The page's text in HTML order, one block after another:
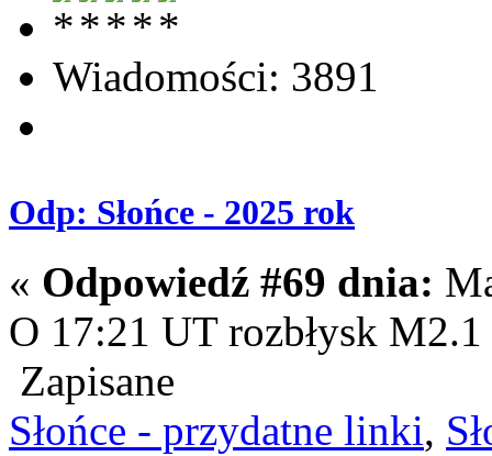
Wiadomości: 3891
Odp: Słońce - 2025 rok
« Odpowiedź #69 dnia:
O 17:21 UT rozbłysk
Zapisane
Słońce - przydatne linki,